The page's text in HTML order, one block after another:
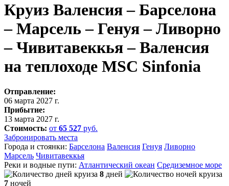
Круиз Валенсия – Барселона
– Марсель – Генуя – Ливорно
– Чивитавеккья – Валенсия
на теплоходе MSC Sinfonia
Отправление:
06 марта 2027 г.
Прибытие:
13 марта 2027 г.
Стоимость: от 65 527 руб.
Забронировать места
Города и стоянки: Барселона Валенсия Генуя Ливорно
Марсель Чивитавеккья
Реки и водные пути: Атлантический океан Средиземное море
8 дней
7 ночей